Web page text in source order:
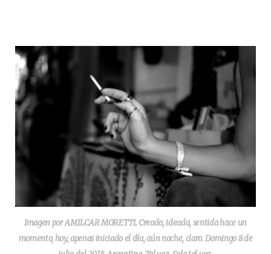
Imagen por AMILCAR MORETTI. Creada, ideada, sentida hace un
momento, hoy, apenas iniciado el día, aún noche, claro. Domingo 8 de